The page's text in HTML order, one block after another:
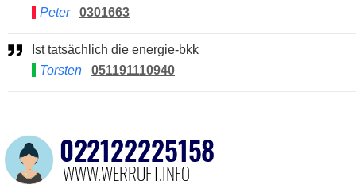
Peter
0301663
Ist tatsächlich die energie-bkk
Torsten
051191110940